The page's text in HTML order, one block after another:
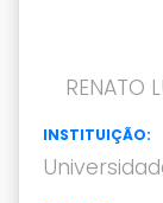
RENATO
INSTITUIÇÃO: